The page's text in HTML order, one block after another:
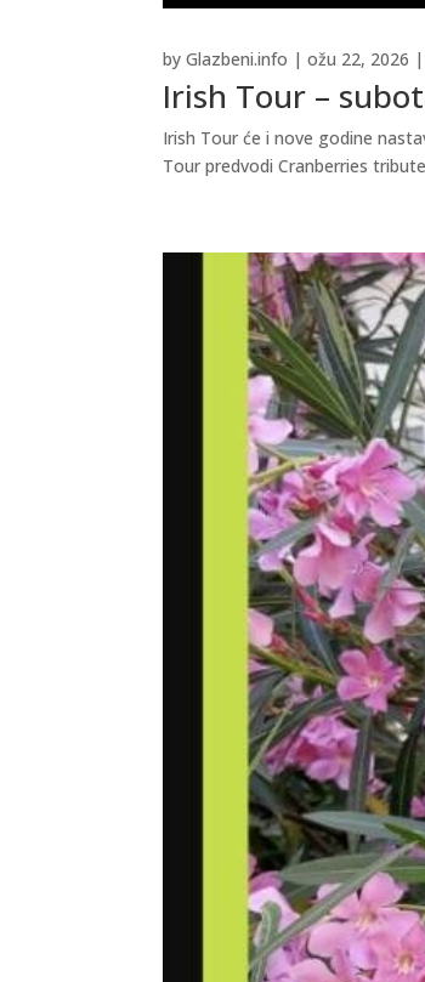
Irish Tour –
byGlazbeni.info |ožu 22, 2026
Irish Tour će i nove godine
Tour predvodi Cranberries